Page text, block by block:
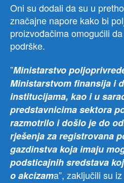
Oni su dodali da su u
značajne napore kako bi
proizvođačima omogućili
podrške.
”Ministarstvo
Ministarstvom finansija i
institucijama, kao i u
predstavnicima sektora
razmotrilo i došlo je do
rješenja za registrovana
gazdinstva koja imaju
podsticajnih sredstava
o akcizama”, zaključili su